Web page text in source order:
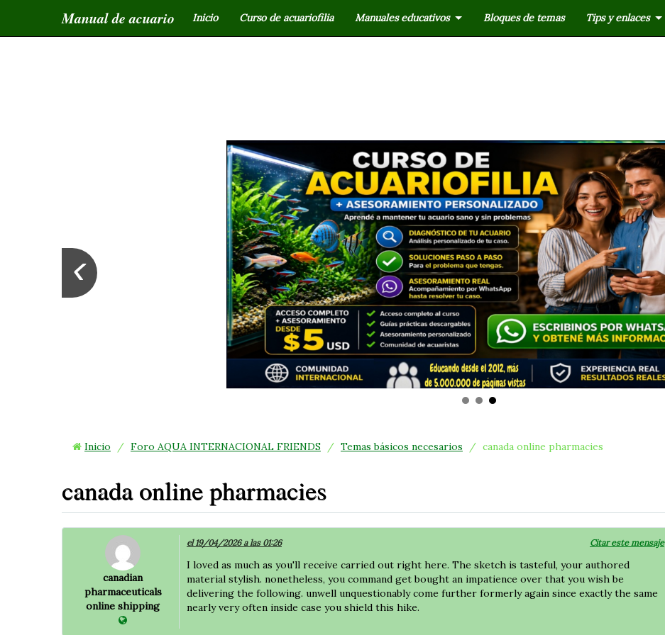
Manual de acuario Inicio Curso de acuariofilia Manuales educativos Bloques de temas Tips y enlaces
‹
Inicio / Foro AQUA INTERNACIONAL FRIENDS / Temas básicos necesarios / canada online pharmacies
canada online pharmacies
canadian
pharmaceuticals
online shipping
el 19/04/2026 a las 01:26 Citar este mensaje
I loved as much as you'll receive carried out right here. The sketch is tasteful, your authored
material stylish. nonetheless, you command get bought an impatience over that you wish be
delivering the following. unwell unquestionably come further formerly again since exactly the same
nearly very often inside case you shield this hike.